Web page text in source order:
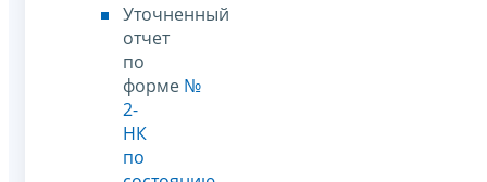
Уточненный
отчет
по
форме №
2-
НК
по